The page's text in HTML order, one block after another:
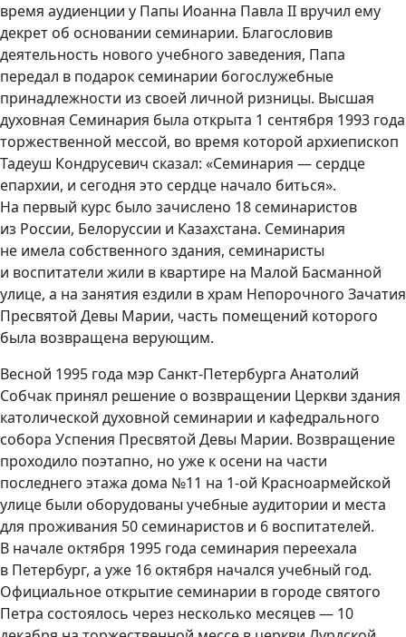
время аудиенции у Папы Иоанна Павла II вручил ему
декрет об основании семинарии. Благословив
деятельность нового учебного заведения, Папа
передал в подарок семинарии богослужебные
принадлежности из своей личной ризницы. Высшая
духовная Семинария была открыта 1 сентября 1993 года
торжественной мессой, во время которой архиепископ
Тадеуш Кондрусевич сказал: «Семинария — сердце
епархии, и сегодня это сердце начало биться».
На первый курс было зачислено 18 семинаристов
из России, Белоруссии и Казахстана. Семинария
не имела собственного здания, семинаристы
и воспитатели жили в квартире на Малой Басманной
улице, а на занятия ездили в храм Непорочного Зачатия
Пресвятой Девы Марии, часть помещений которого
была возвращена верующим.
Весной 1995 года мэр Санкт-Петербурга Анатолий
Собчак принял решение о возвращении Церкви здания
католической духовной семинарии и кафедрального
собора Успения Пресвятой Девы Марии. Возвращение
проходило поэтапно, но уже к осени на части
последнего этажа дома №11 на 1-ой Красноармейской
улице были оборудованы учебные аудитории и места
для проживания 50 семинаристов и 6 воспитателей.
В начале октября 1995 года семинария переехала
в Петербург, а уже 16 октября начался учебный год.
Официальное открытие семинарии в городе святого
Петра состоялось через несколько месяцев — 10